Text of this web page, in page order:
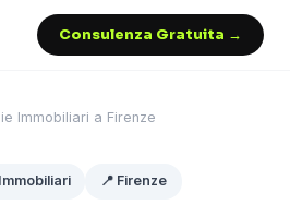
Consulenza Gratuita →
Immobiliari a Firenze
📍 Firenze